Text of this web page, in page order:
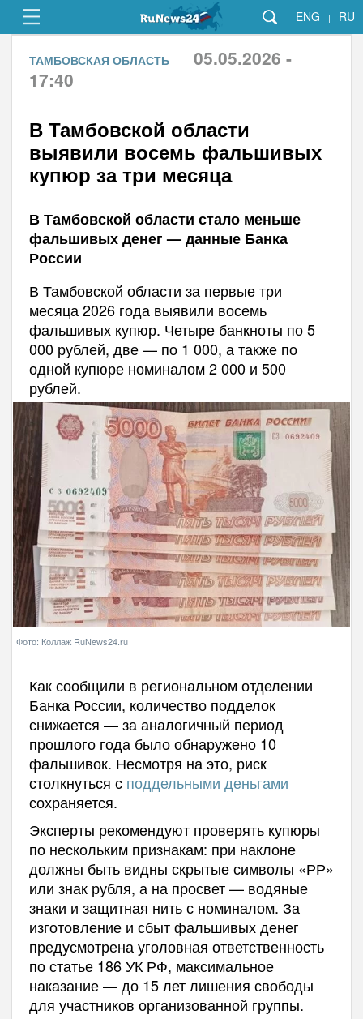
ENG | RU
ТАМБОВСКАЯ ОБЛАСТЬ
05.05.2026 -
17:40
В Тамбовской области
выявили восемь фальшивых
купюр за три месяца
В Тамбовской области стало меньше
фальшивых денег — данные Банка
России
В Тамбовской области за первые три
месяца 2026 года выявили восемь
фальшивых купюр. Четыре банкноты по 5
000 рублей, две — по 1 000, а также по
одной купюре номиналом 2 000 и 500
рублей.
Фото: Коллаж RuNews24.ru
Как сообщили в региональном отделении
Банка России, количество подделок
снижается — за аналогичный период
прошлого года было обнаружено 10
фальшивок. Несмотря на это, риск
столкнуться с поддельными деньгами
сохраняется.
Эксперты рекомендуют проверять купюры
по нескольким признакам: при наклоне
должны быть видны скрытые символы «РР»
или знак рубля, а на просвет — водяные
знаки и защитная нить с номиналом. За
изготовление и сбыт фальшивых денег
предусмотрена уголовная ответственность
по статье 186 УК РФ, максимальное
наказание — до 15 лет лишения свободы
для участников организованной группы.